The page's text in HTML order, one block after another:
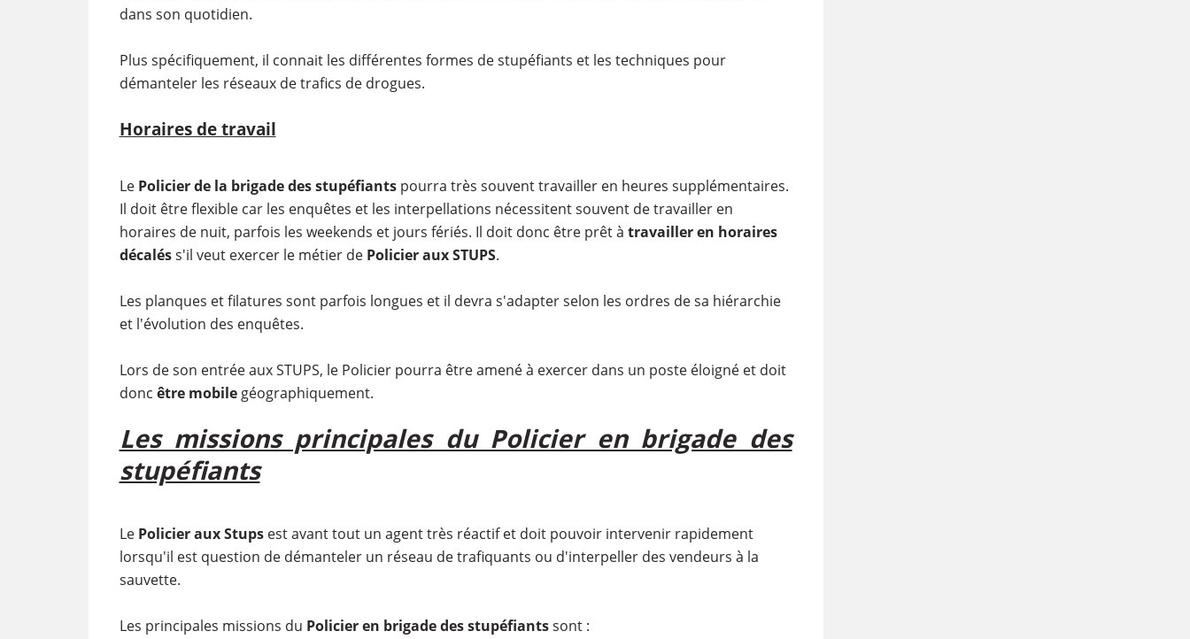
dans son quotidien.
Plus spécifiquement, il connait les différentes formes de stupéfiants et les techniques pour
démanteler les réseaux de trafics de drogues.
Horaires de travail
Le Policier de la brigade des stupéfiantspourra très souvent travailler en heures supplémentaires.
Il doit être flexible car les enquêtes et les interpellations nécessitent souvent de travailler en
horaires de nuit, parfois les weekends et jours fériés. Il doit donc être prêt à travailler en horaires
décaléss'il veut exercer le métier de Policier aux STUPS.
Les planques et filatures sont parfois longues et il devra s'adapter selon les ordres de sa hiérarchie
et l'évolution des enquêtes.
Lors de son entrée aux STUPS, le Policier pourra être amené à exercer dans un poste éloigné et doit
donc être mobilegéographiquement.
Les missions principales du Policier en brigade des
stupéfiants
Le Policier aux Stupsest avant tout un agent très réactif et doit pouvoir intervenir rapidement
lorsqu'il est question de démanteler un réseau de trafiquants ou d'interpeller des vendeurs à la
sauvette.
Les principales missions du Policier en brigade des stupéfiantssont :